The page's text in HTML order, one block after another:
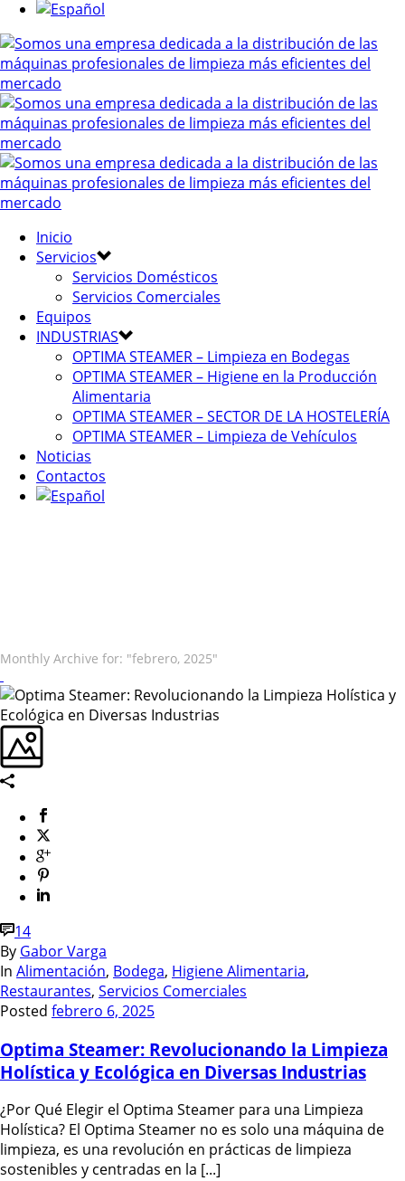
Inicio
Servicios
Servicios Domésticos
Servicios Comerciales
Equipos
INDUSTRIAS
OPTIMA STEAMER – Limpieza en Bodegas
OPTIMA STEAMER – Higiene en la Producción
Alimentaria
OPTIMA STEAMER – SECTOR DE LA HOSTELERÍA
OPTIMA STEAMER – Limpieza de Vehículos
Noticias
Contactos
Monthly Archive for: "febrero, 2025"
14
By Gabor Varga
In Alimentación, Bodega, Higiene Alimentaria,
Restaurantes, Servicios Comerciales
Posted febrero 6, 2025
Optima Steamer: Revolucionando la Limpieza
Holística y Ecológica en Diversas Industrias
¿Por Qué Elegir el Optima Steamer para una Limpieza
Holística? El Optima Steamer no es solo una máquina de
limpieza, es una revolución en prácticas de limpieza
sostenibles y centradas en la [...]